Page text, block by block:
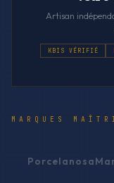
Artisan
KBIS VÉRIFIÉ
MARQUES
Porcelanosa